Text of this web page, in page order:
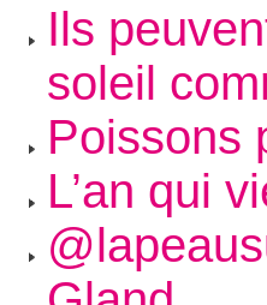
Ils
soleil
Poissons
L’an qui